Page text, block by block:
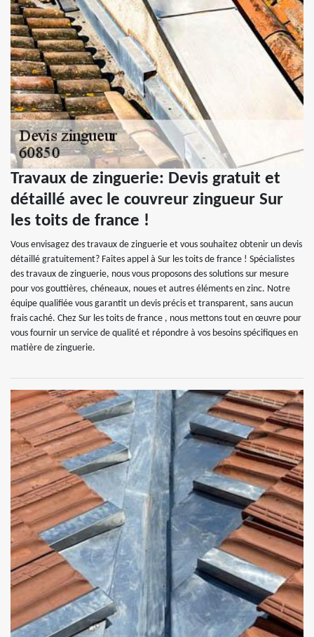
Travaux de zinguerie: Devis gratuit et
détaillé avec le couvreur zingueur Sur
les toits de france !
Vous envisagez des travaux de zinguerie et vous souhaitez obtenir un devis
détaillé gratuitement? Faites appel à Sur les toits de france ! Spécialistes
des travaux de zinguerie, nous vous proposons des solutions sur mesure
pour vos gouttières, chéneaux, noues et autres éléments en zinc. Notre
équipe qualifiée vous garantit un devis précis et transparent, sans aucun
frais caché. Chez Sur les toits de france , nous mettons tout en œuvre pour
vous fournir un service de qualité et répondre à vos besoins spécifiques en
matière de zinguerie.